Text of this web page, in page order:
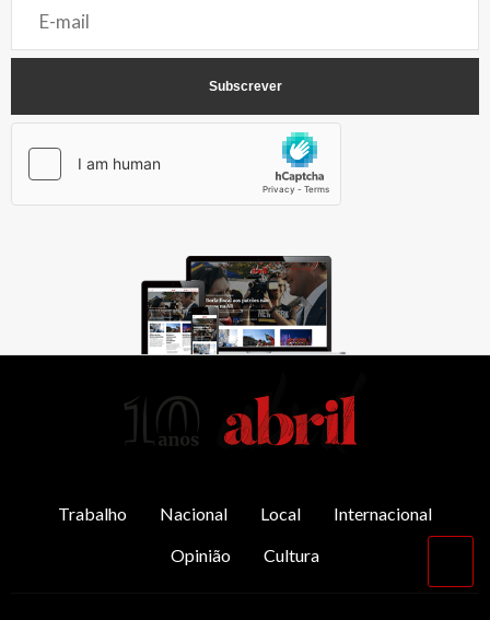
Trabalho Nacional Local
Internacional
Opinião
Cultura